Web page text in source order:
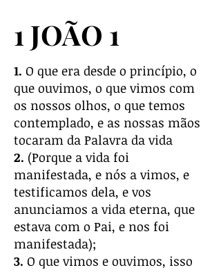
1 JOÃO 1
1. O que era desde o princípio, o
que ouvimos, o que vimos com
os nossos olhos, o que temos
contemplado, e as nossas mãos
tocaram da Palavra da vida
2. (Porque a vida foi
manifestada, e nós a vimos, e
testificamos dela, e vos
anunciamos a vida eterna, que
estava com o Pai, e nos foi
manifestada);
3. O que vimos e ouvimos, isso